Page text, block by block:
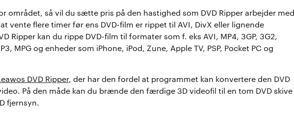
området, så vil du sætte pris på den hastighed som DVD Ripper arbejder med
vente flere timer før ens DVD-film er rippet til AVI, DivX eller lignende
Ripper kan du rippe DVD-film til formater som f. eks AVI, MP4, 3GP, 3G2,
MPG og enheder som iPhone, iPod, Zune, Apple TV, PSP, Pocket PC og
DVD Ripper, der har den fordel at programmet kan konvertere den DVD
På den måde kan du brænde den færdige 3D videofil til en tom DVD skive
fjernsyn.